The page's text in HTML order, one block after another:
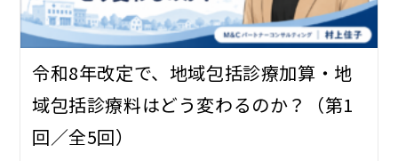
令和8年改定で、地域包括診療加算・地
域包括診療料はどう変わるのか？（第1
回／全5回）